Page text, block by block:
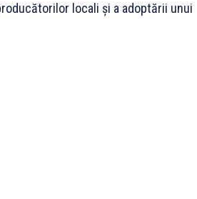
locali și a adoptării unui